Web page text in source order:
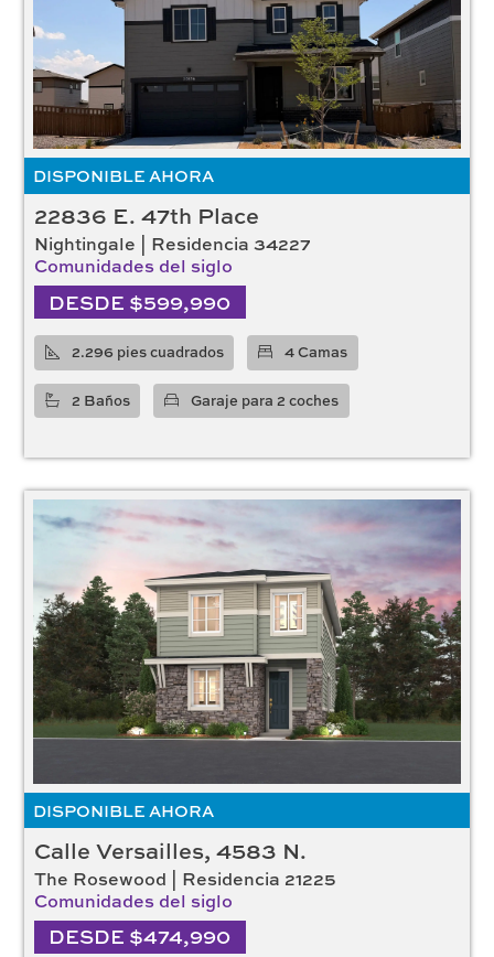
DISPONIBLE AHORA
22836 E. 47th Place
Nightingale | Residencia 34227
Comunidades del siglo
DESDE $599,990
2.296 pies cuadrados 4 Camas
2 Baños Garaje para 2 coches
DISPONIBLE AHORA
Calle Versailles, 4583 N.
The Rosewood | Residencia 21225
Comunidades del siglo
DESDE $474,990